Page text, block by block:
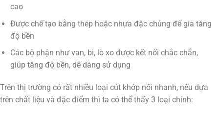
cao
Được chế tạo bằng thép hoặc nhựa đặc chủng để gia tăng
độ bền
Các bộ phận như van, bi, lò xo được kết nối chắc chắn,
giúp tăng độ bền, dễ dàng sử dụng
Trên thị trường có rất nhiều loại cút khớp nối nhanh, nếu dựa
trên chất liệu và đặc điểm thì ta có thể thấy 3 loại chính: